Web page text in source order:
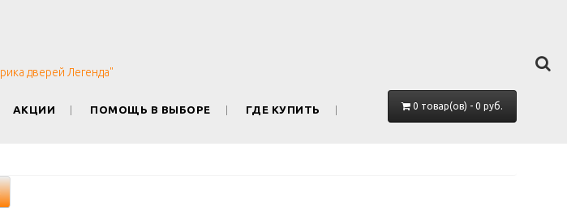
АКЦИИ ПОМОЩЬ В ВЫБОРЕ ГДЕ КУПИТЬ 0 товар(ов) - 0 руб.